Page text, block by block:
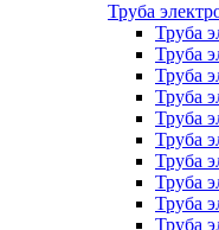
Труба
Труба
Труба
Труба
Труба
Труба
Труба
Труба
Труба
Труба
Труба